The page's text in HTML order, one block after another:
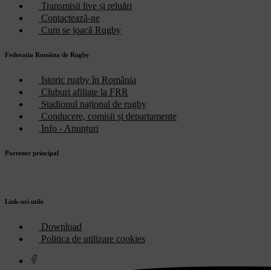
Transmisii live și reluări
Contactează-ne
Cum se joacă Rugby
Federația Româna de Rugby
Istoric rugby în România
Cluburi afiliate la FRR
Stadionul național de rugby
Conducere, comisii și departamente
Info - Anunțuri
Partener principal
Link-uri utile
Download
Politica de utilizare cookies